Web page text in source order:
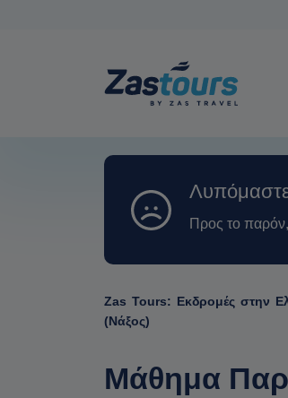
Προς το παρόν,
Zas Tours: Εκδρομές στην
(Νάξος)
Μάθημα